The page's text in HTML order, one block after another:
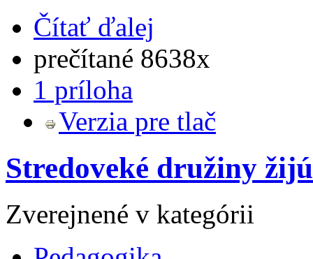
Čítať ďalej
prečítané 8638x
1 príloha
Verzia pre tlač
Stredoveké družiny
Zverejnené v kategórii